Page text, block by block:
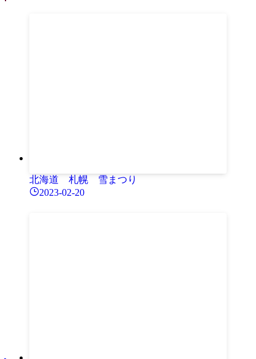
北海道 札幌 雪まつり
2023-02-20